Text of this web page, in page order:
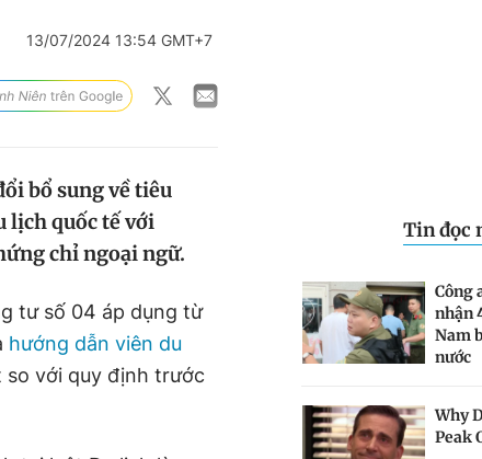
13/07/2024 13:54 GMT+7
bổ sung về tiêu
lịch quốc tế với
chỉ ngoại ngữ.
tư số 04 áp dụng từ
hướng dẫn viên du
so với quy định trước